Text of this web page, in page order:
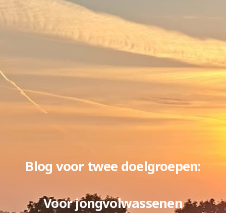
Blog voor twee doelgroepen:
Voor jongvolwassenen